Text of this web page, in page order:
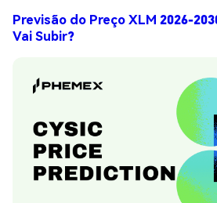
Previsão do Preço XLM 2026-
Vai Subir?